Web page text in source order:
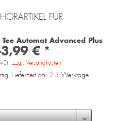
FÜR
Automat Advanced Plus
€ *
zzgl. Versandkosten
Lieferzeit ca. 2-3 Werktage